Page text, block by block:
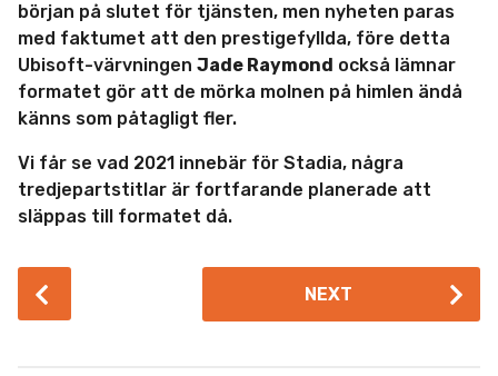
början på slutet för tjänsten, men nyheten paras
med faktumet att den prestigefyllda, före detta
Ubisoft-värvningen Jade Raymond också lämnar
formatet gör att de mörka molnen på himlen ändå
känns som påtagligt fler.
Vi får se vad 2021 innebär för Stadia, några
tredjepartstitlar är fortfarande planerade att
släppas till formatet då.
o
NEXT